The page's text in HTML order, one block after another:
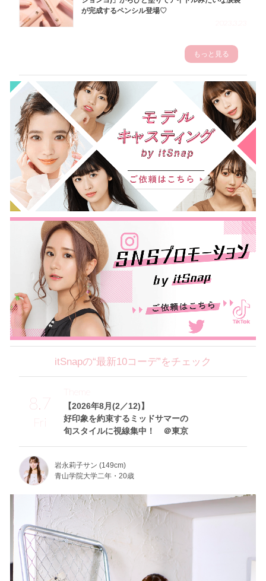
が完成するペンシル登場♡
もっと見る
itSnapの“最新10コーデ”をチェック
8.7
Fri
【2026年8月(2／12)】
好印象を約束するミッドサマーの
旬スタイルに視線集中！ ＠東京
Theme
岩永莉子サン (149cm)
青山学院大学二年・20歳